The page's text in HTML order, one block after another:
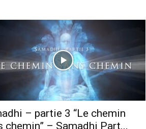
– partie 3 “Le chemin
chemin” – Samadhi Part...